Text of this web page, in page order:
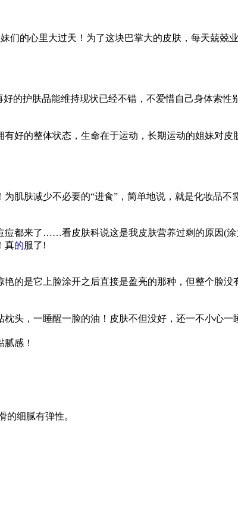
们的心里大过天！为了这块巴掌大的皮肤，每天兢兢
的护肤品能维持现状已经不错，不爱惜自己身体索性
好的整体状态，生命在于运动，长期运动的姐妹对皮
肌肤减少不必要的“进食”，简单地说，就是化妆品
都来了……看皮肤科说这是我皮肤营养过剩的原因(
真的服了!
的是它上脸涂开之后直接是盈亮的那种，但整个脸
头，一睡醒一脸的油！皮肤不但没好，还一不小心一
感！
的细腻有弹性。